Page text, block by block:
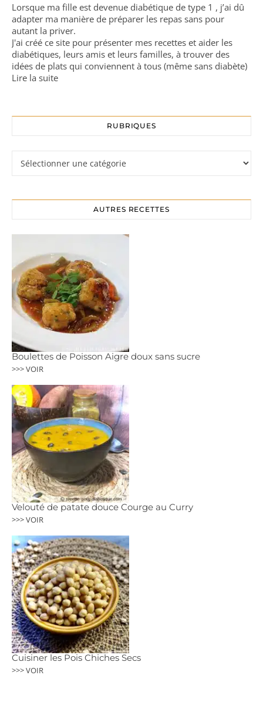
Lorsque ma fille est devenue diabétique de type 1 , j’ai dû
adapter ma manière de préparer les repas sans pour
autant la priver.
J'ai créé ce site pour présenter mes recettes et aider les
diabétiques, leurs amis et leurs familles, à trouver des
idées de plats qui conviennent à tous (même sans diabète)
Lire la suite
RUBRIQUES
AUTRES RECETTES
Boulettes de Poisson Aigre doux sans sucre
>>> VOIR
Velouté de patate douce Courge au Curry
>>> VOIR
Cuisiner les Pois Chiches Secs
>>> VOIR